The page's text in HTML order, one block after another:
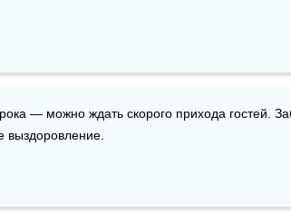
— можно ждать скорого прихода гостей.
выздоровление.